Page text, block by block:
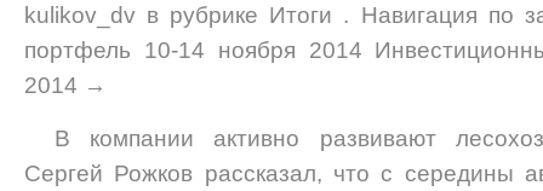
kulikov_dv в рубрике Итоги . Навигация по
портфель 10-14 ноября 2014
2014 →
В компании активно развивают
Сергей Рожков рассказал, что с середины